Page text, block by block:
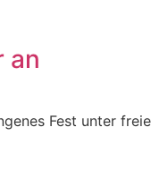
an
Fest unter